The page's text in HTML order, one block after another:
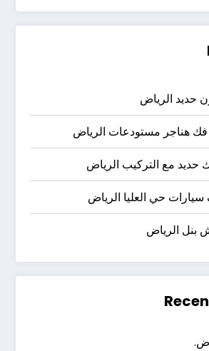
حديد الرياض
هناجر مستودعات الرياض
مع التركيب الرياض
حي العليا الرياض
بنل الرياض